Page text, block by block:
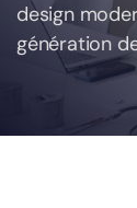
design
génération